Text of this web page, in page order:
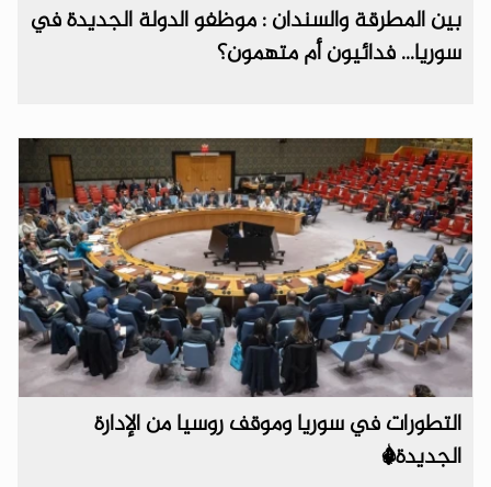
بين المطرقة والسندان : موظفو الدولة الجديدة في
سوريا... فدائيون أم متهمون؟
التطورات في سوريا وموقف روسيا من الإدارة
الجديدة*